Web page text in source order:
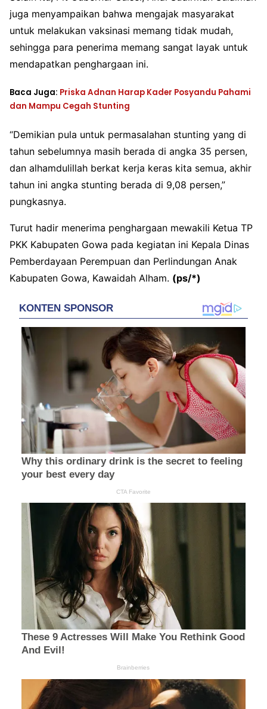
juga menyampaikan bahwa mengajak masyarakat
untuk melakukan vaksinasi memang tidak mudah,
sehingga para penerima memang sangat layak untuk
mendapatkan penghargaan ini.
Baca Juga: Priska Adnan Harap Kader Posyandu Pahami
dan Mampu Cegah Stunting
“Demikian pula untuk permasalahan stunting yang di
tahun sebelumnya masih berada di angka 35 persen,
dan alhamdulillah berkat kerja keras kita semua, akhir
tahun ini angka stunting berada di 9,08 persen,”
pungkasnya.
Turut hadir menerima penghargaan mewakili Ketua TP
PKK Kabupaten Gowa pada kegiatan ini Kepala Dinas
Pemberdayaan Perempuan dan Perlindungan Anak
Kabupaten Gowa, Kawaidah Alham. (ps/*)